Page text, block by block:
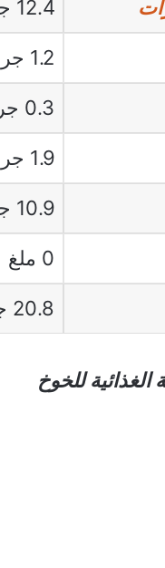
12.4 جرام
1.2 جرام
0.3 جرام
1.9 جرام
10.9 جرام
0 ملغ
20.8 جرام
للخوخ